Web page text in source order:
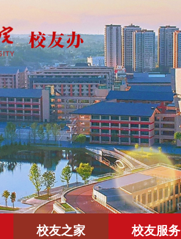
校友之家 校友服务